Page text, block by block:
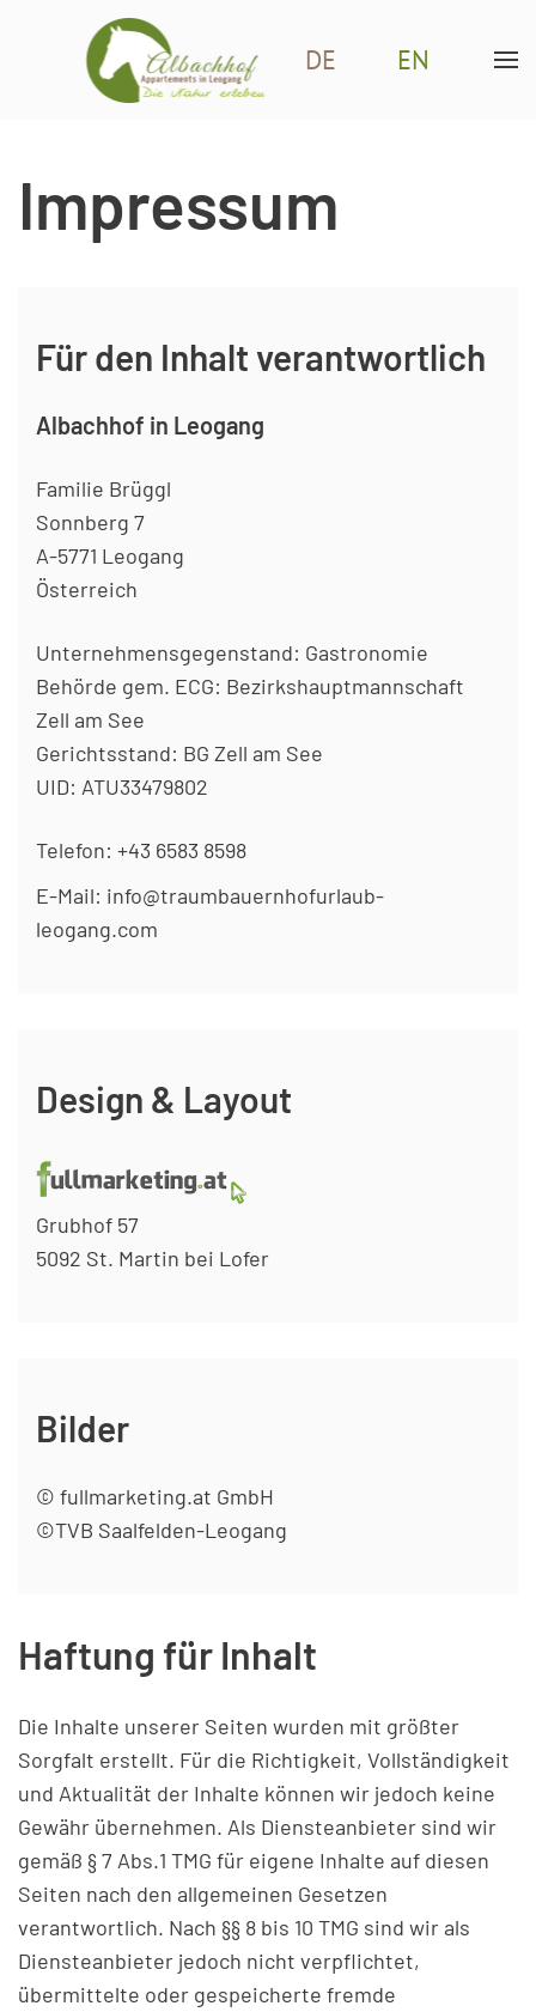
Zum Hauptinhalt springen DE EN
Impressum
Für den Inhalt verantwortlich
Albachhof in Leogang
Familie Brüggl
Sonnberg 7
A-5771 Leogang
Österreich
Unternehmensgegenstand: Gastronomie
Behörde gem. ECG: Bezirkshauptmannschaft
Zell am See
Gerichtsstand: BG Zell am See
UID: ATU33479802
Telefon: +43 6583 8598
E-Mail: info@traumbauernhofurlaub-
leogang.com
Design & Layout
Grubhof 57
5092 St. Martin bei Lofer
Bilder
© fullmarketing.at GmbH
©TVB Saalfelden-Leogang
Haftung für Inhalt
Die Inhalte unserer Seiten wurden mit größter
Sorgfalt erstellt. Für die Richtigkeit, Vollständigkeit
und Aktualität der Inhalte können wir jedoch keine
Gewähr übernehmen. Als Diensteanbieter sind wir
gemäß § 7 Abs.1 TMG für eigene Inhalte auf diesen
Seiten nach den allgemeinen Gesetzen
verantwortlich. Nach §§ 8 bis 10 TMG sind wir als
Diensteanbieter jedoch nicht verpflichtet,
übermittelte oder gespeicherte fremde